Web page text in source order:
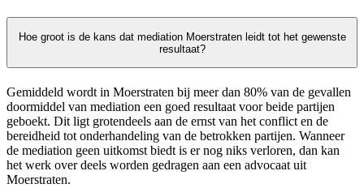
Hoe groot is de kans dat mediation Moerstraten leidt tot het gewenste
resultaat?
Gemiddeld wordt in Moerstraten bij meer dan 80% van de gevallen
doormiddel van mediation een goed resultaat voor beide partijen
geboekt. Dit ligt grotendeels aan de ernst van het conflict en de
bereidheid tot onderhandeling van de betrokken partijen. Wanneer
de mediation geen uitkomst biedt is er nog niks verloren, dan kan
het werk over deels worden gedragen aan een advocaat uit
Moerstraten.